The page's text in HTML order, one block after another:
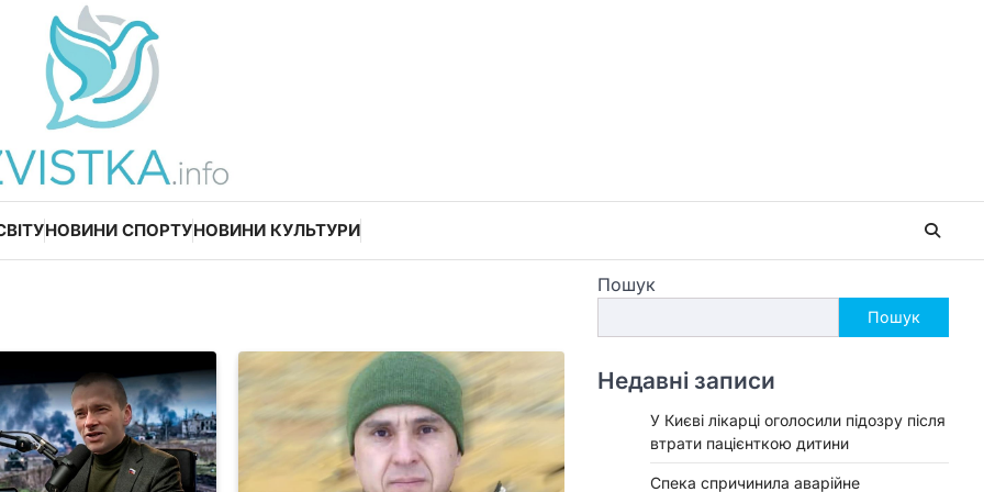
НОВИНИ СПОРТУНОВИНИ КУЛЬТУРИ
Пошук
Пошук
Недавні записи
У Києві лікарці оголосили підозру після
втрати пацієнткою дитини
Спека спричинила аварійне